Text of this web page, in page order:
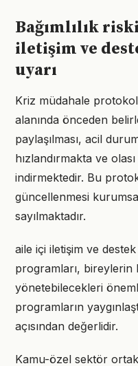
Bağımlılık
iletişim ve
uyarı
Kriz müdahale
alanında önceden
paylaşılması, acil
hızlandırmakta ve
indirmektedir. Bu
güncellenmesi
sayılmaktadır.
aile içi iletişim ve
programları, bireylerin
yönetebilecekleri
programların
açısından değerlidir.
Kamu-özel sektör